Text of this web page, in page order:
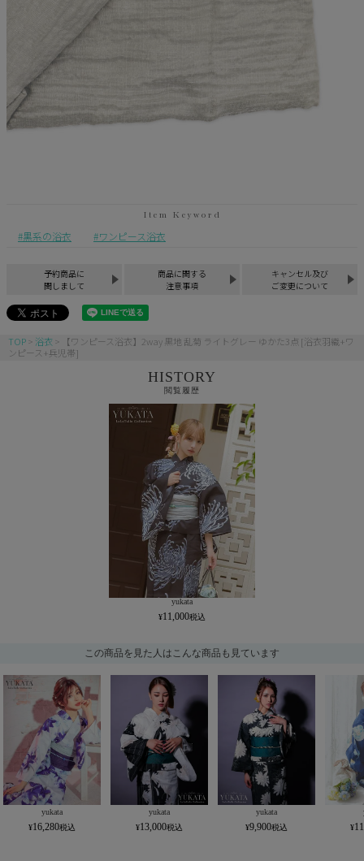
黒系の浴衣 ワンピース浴衣
予約商品に
関しまして
商品に関する
注意事項
キャンセル及び
ご変更について
TOP 浴衣
【ワンピース浴衣】2way 黒地 乱菊 ライトグレー ゆかた3点 [浴衣羽織+ワ
ンピース+兵児帯]
HISTORY
閲覧履歴
yukata
11,000
この商品を見た人はこんな商品も見ています
yukata
16,280
yukata
13,000
yukata
9,900